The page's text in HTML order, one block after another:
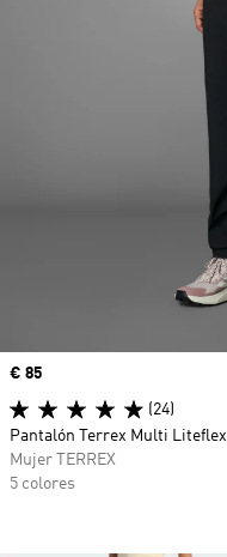
Precio
€ 85
(24)
Pantalón Terrex Multi Liteflex
Mujer TERREX
5 colores